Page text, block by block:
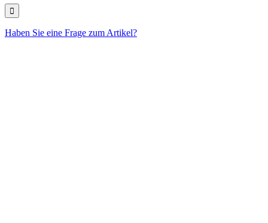
Haben Sie eine Frage zum Artikel?